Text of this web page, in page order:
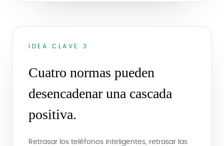
IDEA CLAVE 3
Cuatro normas pueden
desencadenar una cascada
positiva.
Retrasar los teléfonos inteligentes, retrasar las